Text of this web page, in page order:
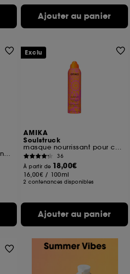
Ajouter au panier
Shampoing booster de longueur
AMIKA
Soulstruck
masque nourrissant pour cheveux secs sans rinçage
36
À partir de 18,00€
16,00€ / 100ml
2 contenances disponibles
Ajouter au panier
Exclu